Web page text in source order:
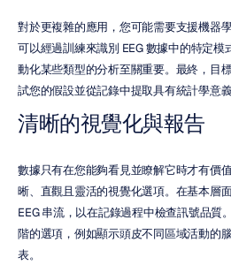
對於更複雜的應用，您可能需要支援機器
可以經過訓練來識別 EEG 數據中的特定模
動化某些類型的分析至關重要。最終，目
試您的假設並從記錄中提取具有統計學意義
清晰的視覺化與報告
數據只有在您能夠看見並瞭解它時才有價
晰、直觀且靈活的視覺化選項。在基本層
EEG 串流，以在記錄過程中檢查訊號品質
階的選項，例如顯示頭皮不同區域活動的
表。